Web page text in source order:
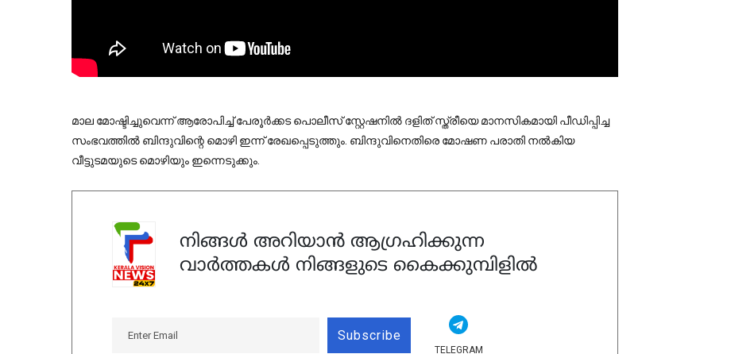
മാല മോഷ്ടിച്ചുവെന്ന് ആരോപിച്ച് പേരൂര്‍ക്കട പൊലീസ് സ്റ്റേഷനില്‍ ദളിത് സ്ത്രീയെ മാനസികമായി പീഡിപ്പിച്ച
സംഭവത്തില്‍ ബിന്ദുവിന്റെ മൊഴി ഇന്ന് രേഖപ്പെടുത്തും. ബിന്ദുവിനെതിരെ മോഷണ പരാതി നല്‍കിയ
വീട്ടുടമയുടെ മൊഴിയും ഇന്നെടുക്കും.
നിങ്ങൾ അറിയാൻ ആഗ്രഹിക്കുന്ന
വാർത്തകൾ നിങ്ങളുടെ കൈക്കുമ്പിളിൽ
Subscribe
TELEGRAM